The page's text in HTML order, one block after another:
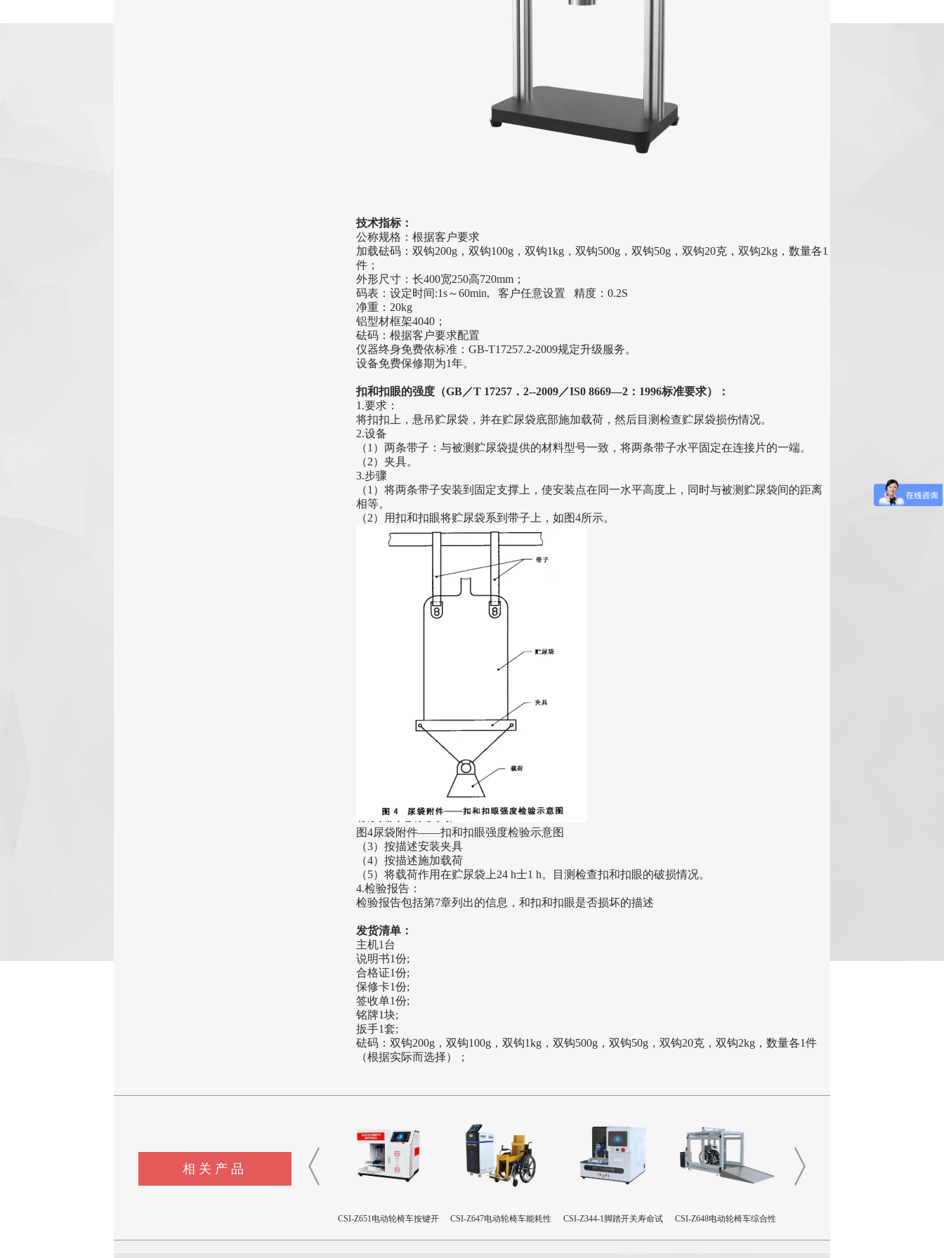
技术指标：
公称规格：根据客户要求
加载砝码：双钩200g，双钩100g，双钩1kg，双钩500g，双钩50g，双钩20克，双钩2kg，数量各1
件；
外形尺寸：长400宽250高720mm；
码表： 设定时间:1s～60min, 客户任意设置
精度：0.2S
净重： 20kg
铝型材框架4040；
砝码：根据客户要求配置
仪器终身免费依标准： GB-T17257.2-2009规定升级服务。
设备免费保修期为1年。
扣和扣眼的强度（GB／T 17257．2--2009／IS0 8669—2：1996标准要求）：
1.要求：
将扣扣上，悬吊贮尿袋，并在贮尿袋底部施加载荷，然后目测检查贮尿袋损伤情况。
2.设备
（1）两条带子：与被测贮尿袋提供的材料型号一致，将两条带子水平固定在连接片的一端。
（2）夹具。
3.步骤
（1）将两条带子安装到固定支撑上，使安装点在同一水平高度上，同时与被测贮尿袋间的距离
相等。
（2）用扣和扣眼将贮尿袋系到带子上，如图4所示。
图4尿袋附件——扣和扣眼强度检验示意图
（3）按描述安装夹具
（4）按描述施加载荷
（5）将载荷作用在贮尿袋上24 h士1 h。目测检查扣和扣眼的破损情况。
4.检验报告：
检验报告包括第7章列出的信息，和扣和扣眼是否损坏的描述
发货清单：
主机1台
说明书1份;
合格证1份;
保修卡1份;
签收单1份;
铭牌1块;
扳手1套;
砝码：双钩200g，双钩100g，双钩1kg，双钩500g，双钩50g，双钩20克，双钩2kg，数量各1件
（根据实际而选择）；
相关产品
CSI-Z651电动轮椅车按键开
CSI-Z647电动轮椅车能耗性
CSI-Z344-1脚踏开关寿命试
CSI-Z648电动轮椅车综合性